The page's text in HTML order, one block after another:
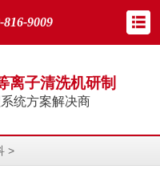
816-9009
离子清洗机研制
统方案解决商
>